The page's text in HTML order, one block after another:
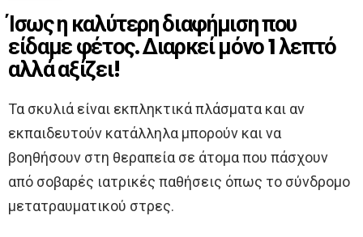
Ίσως η καλύτερη διαφήμιση που
είδαμε φέτος. Διαρκεί μόνο 1 λεπτό
αλλά αξίζει!
Τα σκυλιά είναι εκπληκτικά πλάσματα και αν
εκπαιδευτούν κατάλληλα μπορούν και να
βοηθήσουν στη θεραπεία σε άτομα που πάσχουν
από σοβαρές ιατρικές παθήσεις όπως το σύνδρομο
μετατραυματικού στρες.